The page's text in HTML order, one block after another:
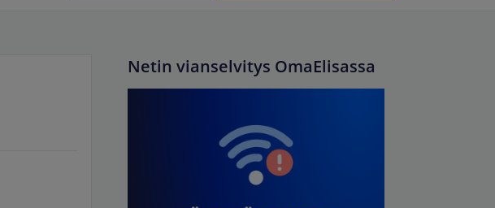
Netin vianselvitys OmaElisassa